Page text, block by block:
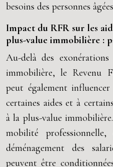
besoins des personnes
Impact du RFR sur les
plus-value immobilière :
Au-delà des
immobilière, le Revenu
peut également
certaines aides et à
à la plus-value
mobilité
déménagement des
peuvent être